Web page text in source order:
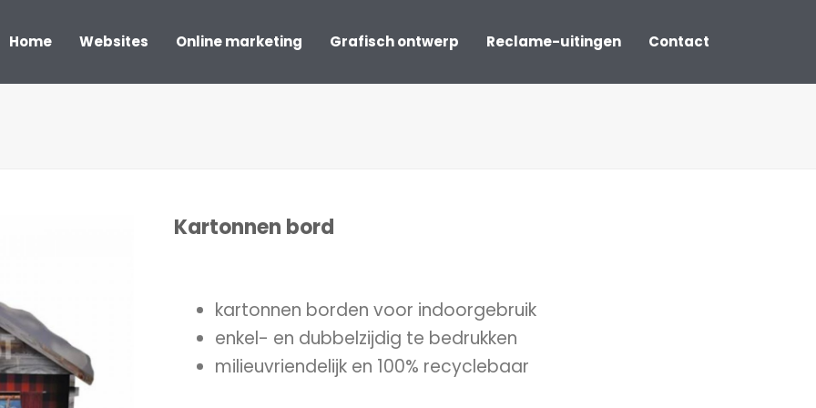
Home Websites Online marketing Grafisch ontwerp Reclame-uitingen Contact
Kartonnen bord
kartonnen borden voor indoorgebruik
enkel- en dubbelzijdig te bedrukken
milieuvriendelijk en 100% recyclebaar